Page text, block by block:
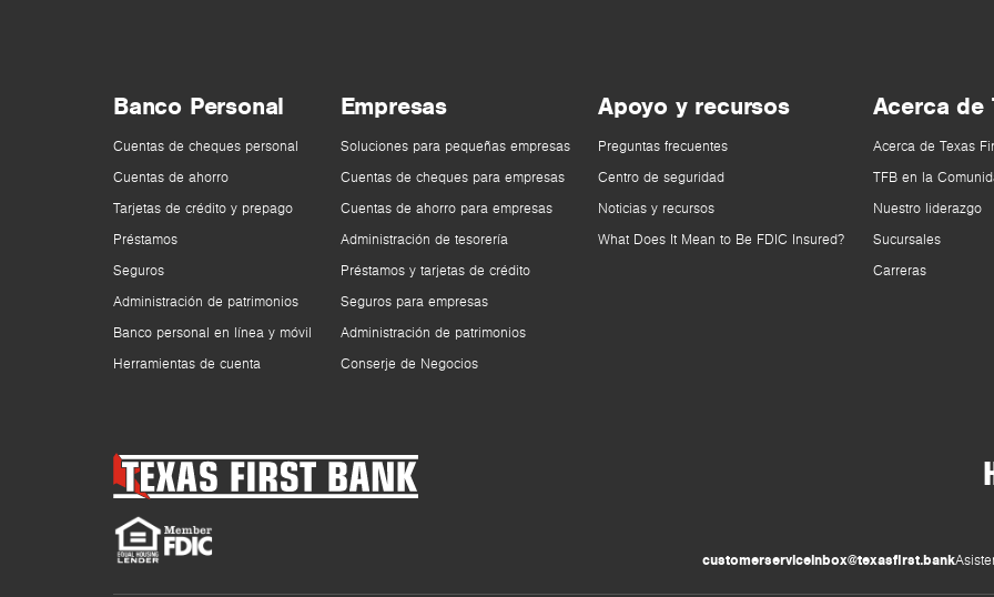
Banco Personal
Cuentas de cheques personal
Cuentas de ahorro
Tarjetas de crédito y prepago
Préstamos
Seguros
Administración de patrimonios
Banco personal en línea y móvil
Herramientas de cuenta
Empresas
Soluciones para pequeñas empresas
Cuentas de cheques para empresas
Cuentas de ahorro para empresas
Administración de tesorería
Préstamos y tarjetas de crédito
Seguros para empresas
Administración de patrimonios
Conserje de Negocios
Apoyo y recursos
Preguntas frecuentes
Centro de seguridad
Noticias y recursos
What Does It Mean to Be FDIC Insured?
Acerca de
Acerca de Texas
TFB en la
Nuestro liderazgo
Sucursales
Carreras
customerserviceinbox@texasfirst.bank